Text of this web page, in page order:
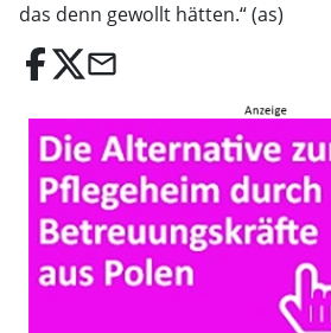
das denn gewollt hätten.“ (as)
email